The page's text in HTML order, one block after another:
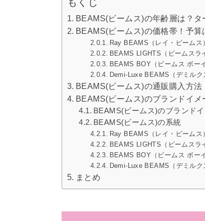
BEAMS(ビームス)の年齢層は？
BEAMS(ビームス)の価格帯！予算
Ray BEAMS（レイ・ビームス）
BEAMS LIGHTS（ビームスラ
BEAMS BOY（ビームス ボーイ
Demi-Luxe BEAMS（デミルク
BEAMS(ビームス)の通販購入方法
BEAMS(ビームス)のブランドイメ
BEAMS(ビームス)のブランド
BEAMS(ビームス)の系統
Ray BEAMS（レイ・ビームス）
BEAMS LIGHTS（ビームスラ
BEAMS BOY（ビームス ボーイ
Demi-Luxe BEAMS（デミルク
まとめ